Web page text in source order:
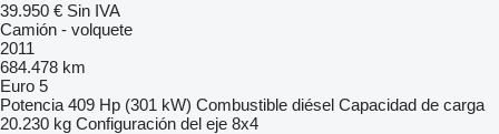
39.950 € Sin IVA
Camión - volquete
2011
684.478 km
Euro 5
Potencia 409 Hp (301 kW) Combustible diésel Capacidad de carga
20.230 kg Configuración del eje 8x4